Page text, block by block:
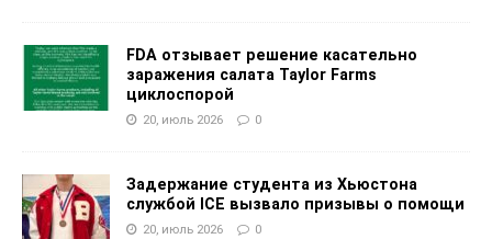
FDA отзывает решение касательно
заражения салата Taylor Farms
циклоспорой
20, июль 2026 0
Задержание студента из Хьюстона
службой ICE вызвало призывы о помощи
20, июль 2026 0